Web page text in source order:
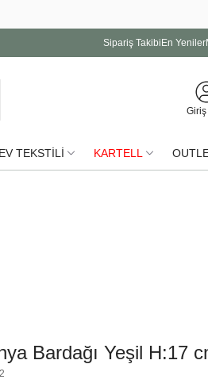
Sipariş Takibi En Yeniler
Giriş
EV TEKSTİLİ KARTELL
Bardağı Yeşil H:17